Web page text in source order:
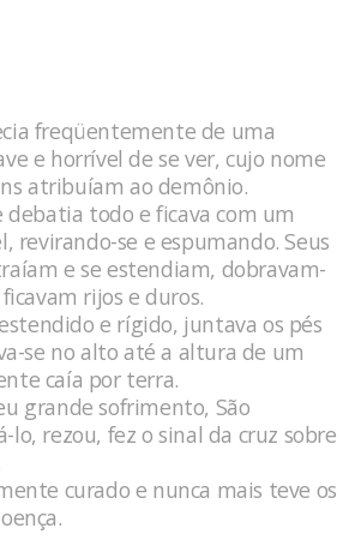
freqüentemente de uma
e horrível de se ver, cujo nome
atribuíam ao demônio.
debatia todo e ficava com um
revirando-se e espumando. Seus
e se estendiam, dobravam-
rijos e duros.
e rígido, juntava os pés
se no alto até a altura de um
caía por terra.
grande sofrimento, São
lo, rezou, fez o sinal da cruz sobre
curado e nunca mais teve os